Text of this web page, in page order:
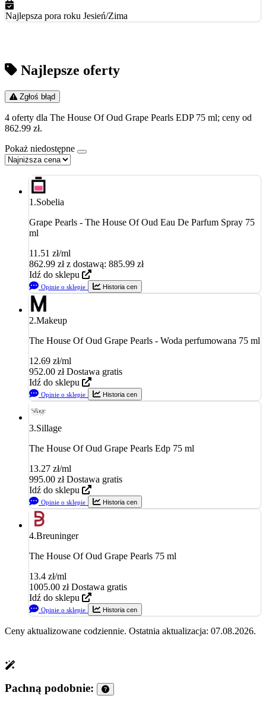
Najlepsza pora roku Jesień/Zima
Najlepsze oferty
Zgłoś błąd
4 oferty dla The House Of Oud Grape Pearls EDP 75 ml; ceny od
862.99 zł.
Pokaż niedostępne
1.Sobelia
Grape Pearls - The House Of Oud Eau De Parfum Spray 75
ml
11.51 zł/ml
862.99 zł z dostawą: 885.99 zł
Idź do sklepu
Opinie o sklepie Historia cen
2.Makeup
The House Of Oud Grape Pearls - Woda perfumowana 75 ml
12.69 zł/ml
952.00 zł Dostawa gratis
Idź do sklepu
Opinie o sklepie Historia cen
3.Sillage
The House Of Oud Grape Pearls Edp 75 ml
13.27 zł/ml
995.00 zł Dostawa gratis
Idź do sklepu
Opinie o sklepie Historia cen
4.Breuninger
The House Of Oud Grape Pearls 75 ml
13.4 zł/ml
1005.00 zł Dostawa gratis
Idź do sklepu
Opinie o sklepie Historia cen
Ceny aktualizowane codziennie. Ostatnia aktualizacja: 07.08.2026.
Pachną podobnie: